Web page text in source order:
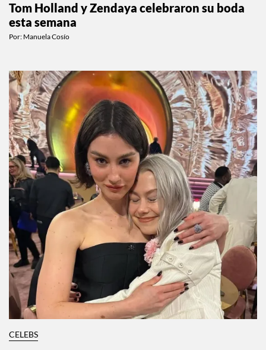
Tom Holland y Zendaya celebraron su boda
esta semana
Por: Manuela Cosío
CELEBS